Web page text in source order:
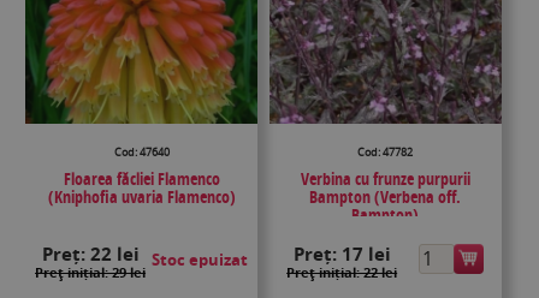
Cod: 47640
Floarea făcliei Flamenco
(Kniphofia uvaria Flamenco)
Stoc epuizat
Preț: 22 lei
Preţ inițial: 29 lei
Cod: 47782
Verbina cu frunze purpurii
Bampton (Verbena off.
Bampton)
Preț: 17 lei
Preţ inițial: 22 lei